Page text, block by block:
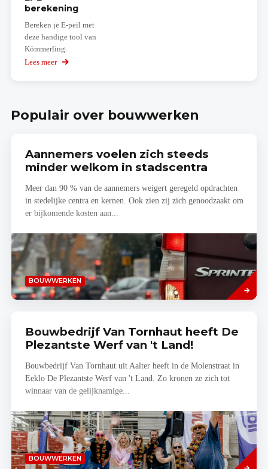
berekening
Bereken je E-peil met
deze handige tool van
Kömmerling.
Lees meer over
Populair over bouwwerken
Aannemers voelen zich steeds
minder welkom in stadscentra
Meer dan 90 % van de aannemers weigert geregeld opdrachten
in stedelijke centra en kernen. Ook zien zij zich genoodzaakt om
er bijkomende kosten aan...
BOUWWERKEN
Lees
meer
Bouwbedrijf Van Tornhaut heeft De
Plezantste Werf van 't Land!
Bouwbedrijf Van Tornhaut uit Aalter heeft in de Molenstraat in
Eeklo De Plezantste Werf van 't Land. Zo kronen ze zich tot
winnaar van de gelijknamige...
BOUWWERKEN
Lees
meer